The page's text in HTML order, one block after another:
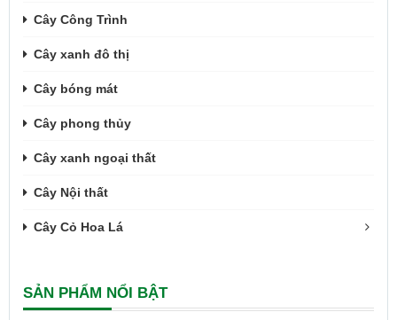
Cây Công Trình
Cây xanh đô thị
Cây bóng mát
Cây phong thủy
Cây xanh ngoại thất
Cây Nội thất
Cây Cỏ Hoa Lá
SẢN PHẨM NỔI BẬT